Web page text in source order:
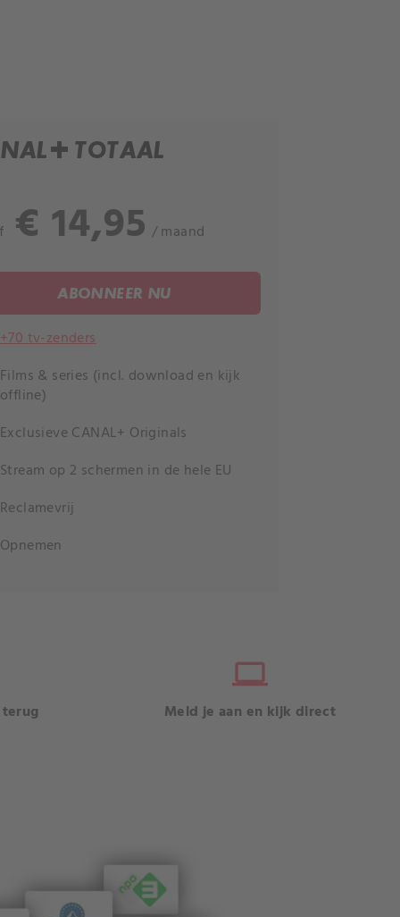
TOTAAL
€ 14,95 / maand
ABONNEER NU
+70 tv-zenders
Films & series (incl. download en kijk
offline)
Exclusieve CANAL+ Originals
Stream op 2 schermen in de hele EU
Reclamevrij
Opnemen
computer
Meld je aan en kijk direct